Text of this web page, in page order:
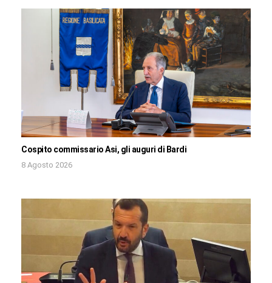
Cospito commissario Asi, gli auguri di Bardi
8 Agosto 2026